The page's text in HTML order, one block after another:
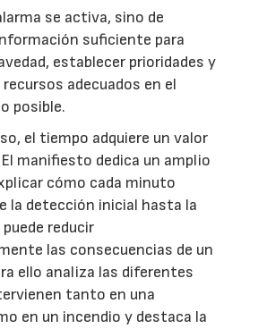
se activa, sino de
suficiente para
establecer prioridades y
adecuados en el
posible.
el tiempo adquiere un valor
manifiesto dedica un amplio
cómo cada minuto
la detección inicial hasta la
reducir
las consecuencias de un
ello analiza las diferentes
tanto en una
en un incendio y destaca la